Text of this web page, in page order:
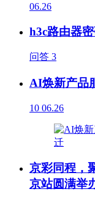
06.26
h3c路由器
问答 3
AI焕新产品
10 06.26
京彩同程，
京站圆满举